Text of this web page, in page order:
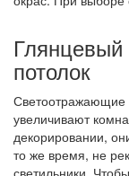
потолок
Светоотражающие
увеличивают
декорировании,
то же время, не